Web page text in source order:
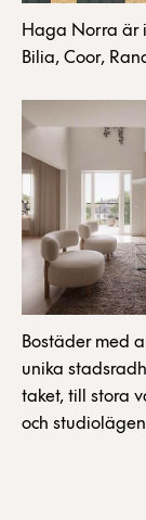
Haga Norra är
Bilia, Coor,
Bostäder med
unika
taket, till stora
och